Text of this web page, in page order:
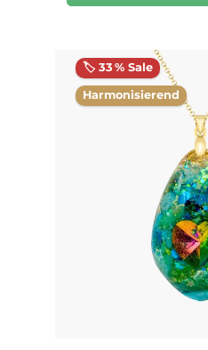
🏷️ 33 % Sale
Harmonisierend